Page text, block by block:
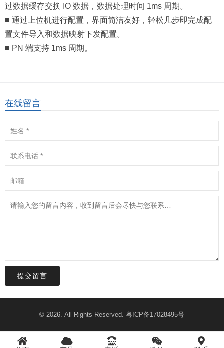
过数据缓存交换 IO 数据，数据处理时间 1ms 周期。
■ 通过上位机进行配置，界面简洁友好，轻松几步即完成配
置文件导入和数据映射下发配置。
■ PN 端支持 1ms 周期。
在线留言
提交留言
© 2026. All Rights Reserved. 粤ICP备17028495号